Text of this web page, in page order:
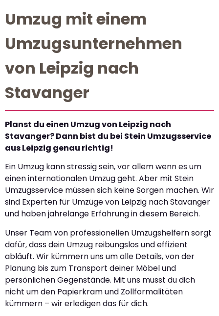
Umzug mit einem
Umzugsunternehmen
von Leipzig nach
Stavanger
Planst du einen Umzug von Leipzig nach
Stavanger? Dann bist du bei Stein Umzugsservice
aus Leipzig genau richtig!
Ein Umzug kann stressig sein, vor allem wenn es um
einen internationalen Umzug geht. Aber mit Stein
Umzugsservice müssen sich keine Sorgen machen. Wir
sind Experten für Umzüge von Leipzig nach Stavanger
und haben jahrelange Erfahrung in diesem Bereich.
Unser Team von professionellen Umzugshelfern sorgt
dafür, dass dein Umzug reibungslos und effizient
abläuft. Wir kümmern uns um alle Details, von der
Planung bis zum Transport deiner Möbel und
persönlichen Gegenstände. Mit uns musst du dich
nicht um den Papierkram und Zollformalitäten
kümmern – wir erledigen das für dich.